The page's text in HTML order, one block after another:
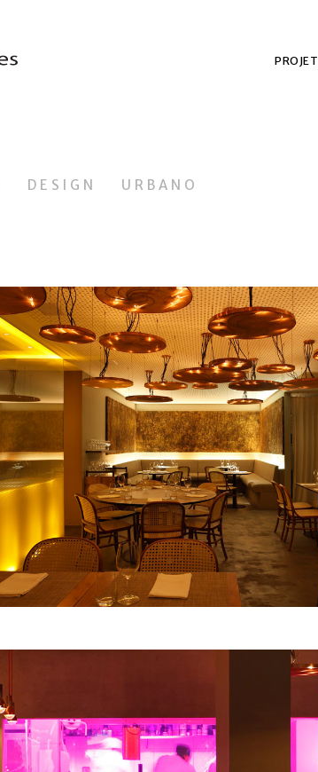
DESIGN URBANO